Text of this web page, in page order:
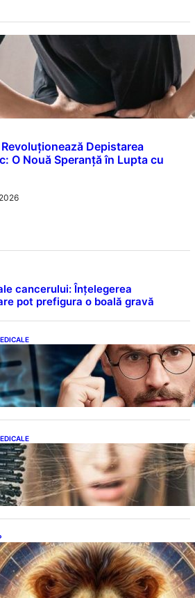
Depistarea
O Nouă Speranță în Lupta cu
cancerului: Înțelegerea
pot prefigura o boală gravă
dincolo de note: Semnele unui IQ
nu țin de școală
unei deficiențe de proteine:
asupra sănătății tale
Leului 8/8: Oportunități de
pentru Cinci Zodii în 2026